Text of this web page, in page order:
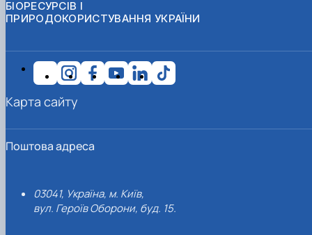
БІОРЕСУРСІВ І
ПРИРОДОКОРИСТУВАННЯ УКРАЇНИ
Поштова адреса
03041, Україна, м. Київ,
вул. Героїв Оборони, буд. 15.
Карта сайту